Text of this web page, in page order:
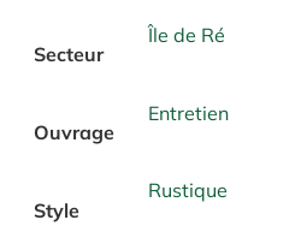
Secteur
Île de Ré
Ouvrage
Entretien
Style
Rustique